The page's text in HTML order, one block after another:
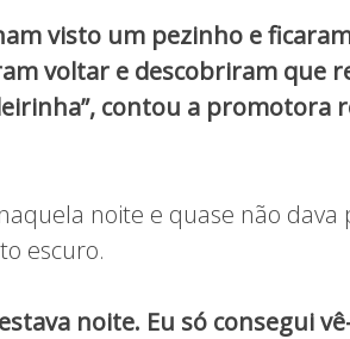
visto um pezinho e
voltar e descobriram que
contou a promotora
noite e quase não dava
escuro.
noite. Eu só consegui